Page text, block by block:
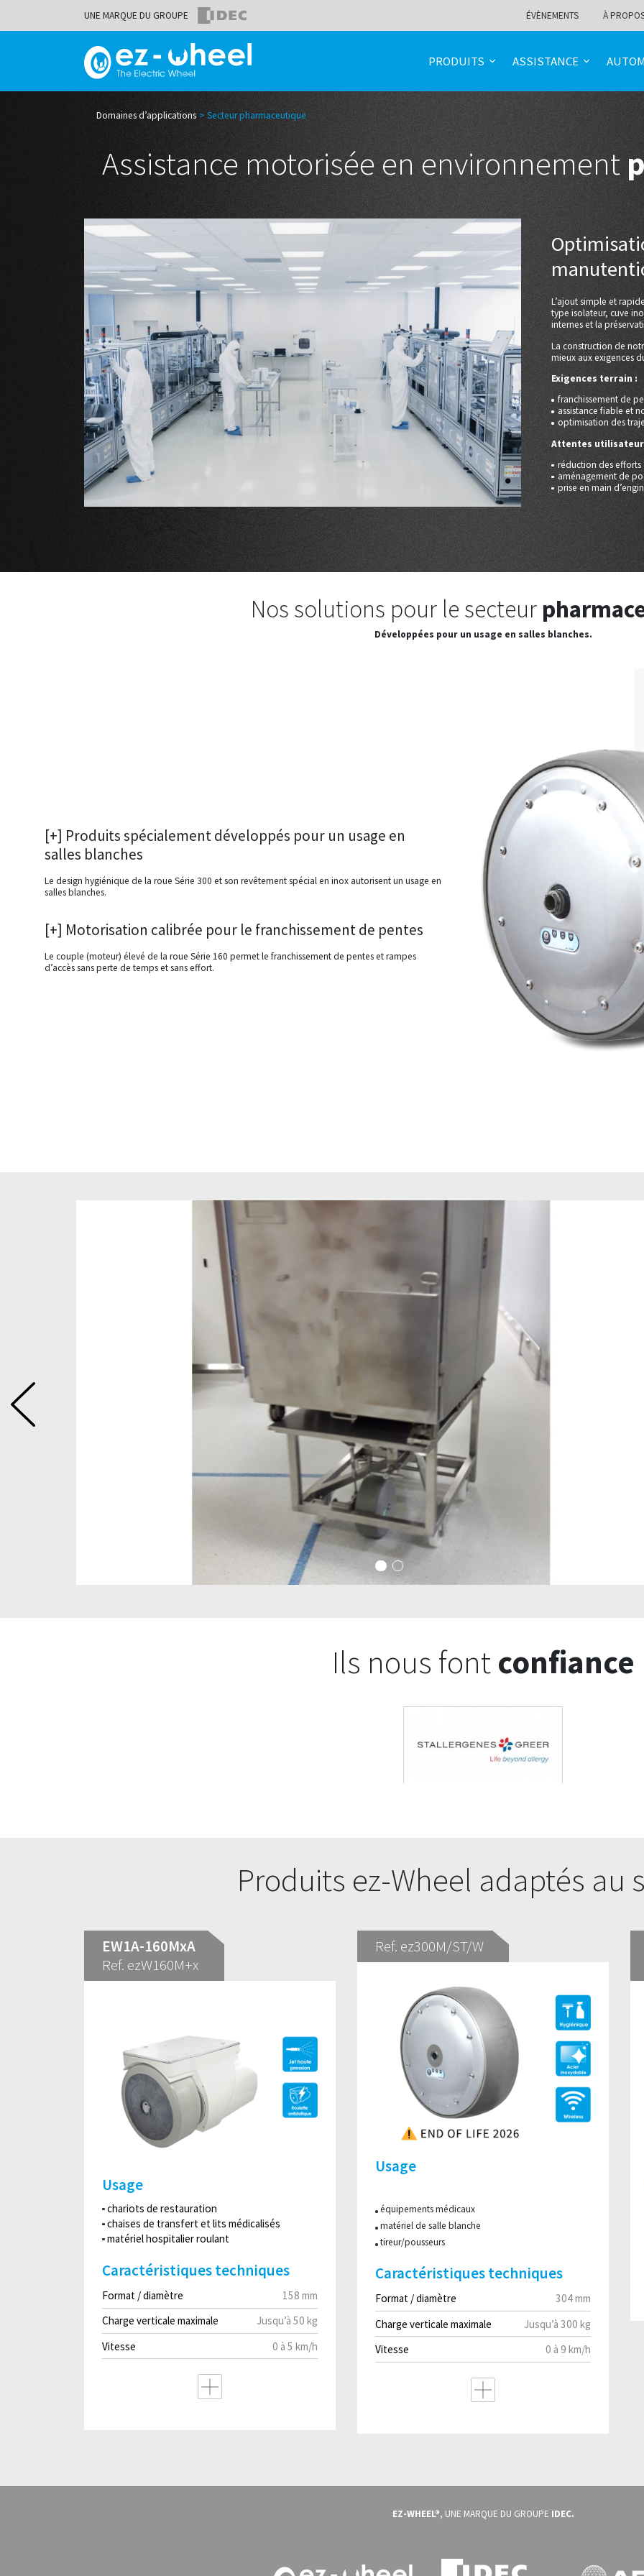
UNE MARQUE DU GROUPE ÉVÈNEMENTS À
PRODUITS ASSISTANCE
Domaines d’applications Secteur pharmaceutique
Assistance motorisée en environnement
L’ajout simple et
type isolateur, cuve
internes et la
La construction de
mieux aux exigences
Exigences terrain :
franchissement de
assistance fiable et
optimisation des
Attentes
réduction des efforts
aménagement de
prise en main
Nos solutions pour le secteur
Développées pour un usage en salles blanches.
[+] Produits spécialement développés pour un usage en
salles blanches
Le design hygiénique de la roue Série 300 et son revêtement spécial en inox autorisent un usage en
salles blanches.
[+] Motorisation calibrée pour le franchissement de pentes
Le couple (moteur) élevé de la roue Série 160 permet le franchissement de pentes et rampes
d’accès sans perte de temps et sans effort.
la
à
Ils nous fontconfiance
Produits ez-Wheel adaptés au
EW1A-160MxA
Ref. ezW160M+x
Usage
chariots de restauration
chaises de transfert et lits médicalisés
matériel hospitalier roulant
Caractéristiques techniques
Format / diamètre
158 mm
Charge verticale maximale
Jusqu’à 50 kg
Vitesse
0 à 5 km/h
Ref. ez300M/ST/W
Usage
équipements médicaux
matériel de salle blanche
tireur/pousseurs
Caractéristiques techniques
Format / diamètre
304 mm
Charge verticale maximale
Jusqu’à 300 kg
Vitesse
0 à 9 km/h
EZ-WHEEL®, UNE MARQUE DU GROUPE IDEC.